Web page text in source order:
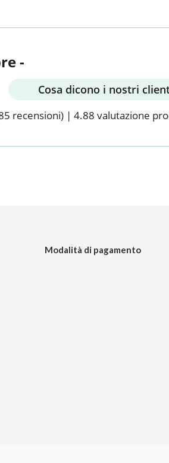
-
Cosa dicono i nostri
recensioni) | 4.88 valutazione
Modalità di pagamento